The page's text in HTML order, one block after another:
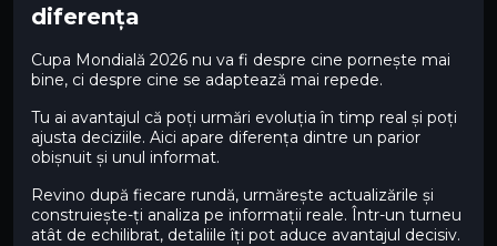
diferența
Cupa Mondială 2026 nu va fi despre cine pornește mai
bine, ci despre cine se adaptează mai repede.
Tu ai avantajul că poți urmări evoluția în timp real și poți
ajusta deciziile. Aici apare diferența dintre un parior
obișnuit și unul informat.
Revino după fiecare rundă, urmărește actualizările și
construiește-ți analiza pe informații reale. Într-un turneu
atât de echilibrat, detaliile îți pot aduce avantajul decisiv.